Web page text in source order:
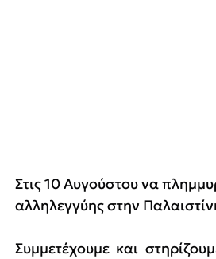
Στις 10 Αυγούστου να
αλληλεγγύης στην
Συμμετέχουμε και